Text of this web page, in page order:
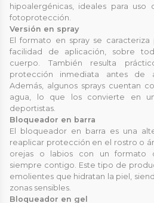
hipoalergénicas, ideales para
fotoprotección.
Versión en spray
El formato en spray se
facilidad de aplicación, sobre
cuerpo. También resulta
protección inmediata antes de
Además, algunos sprays cuentan
agua, lo que los convierte en
deportistas.
Bloqueador en barra
El bloqueador en barra es una
reaplicar protección en el rostro o
orejas o labios con un formato
siempre contigo. Este tipo de
emolientes que hidratan la piel,
zonas sensibles.
Bloqueador en gel